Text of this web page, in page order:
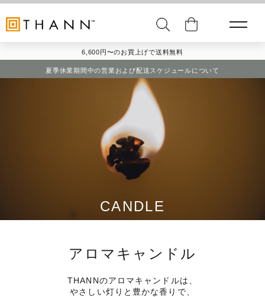
6,600円〜のお買上げで送料無料
夏季休業期間中の営業および配送スケジュールについて
CANDLE
アロマキャンドル
THANNのアロマキャンドルは、
やさしい灯りと豊かな香りで、